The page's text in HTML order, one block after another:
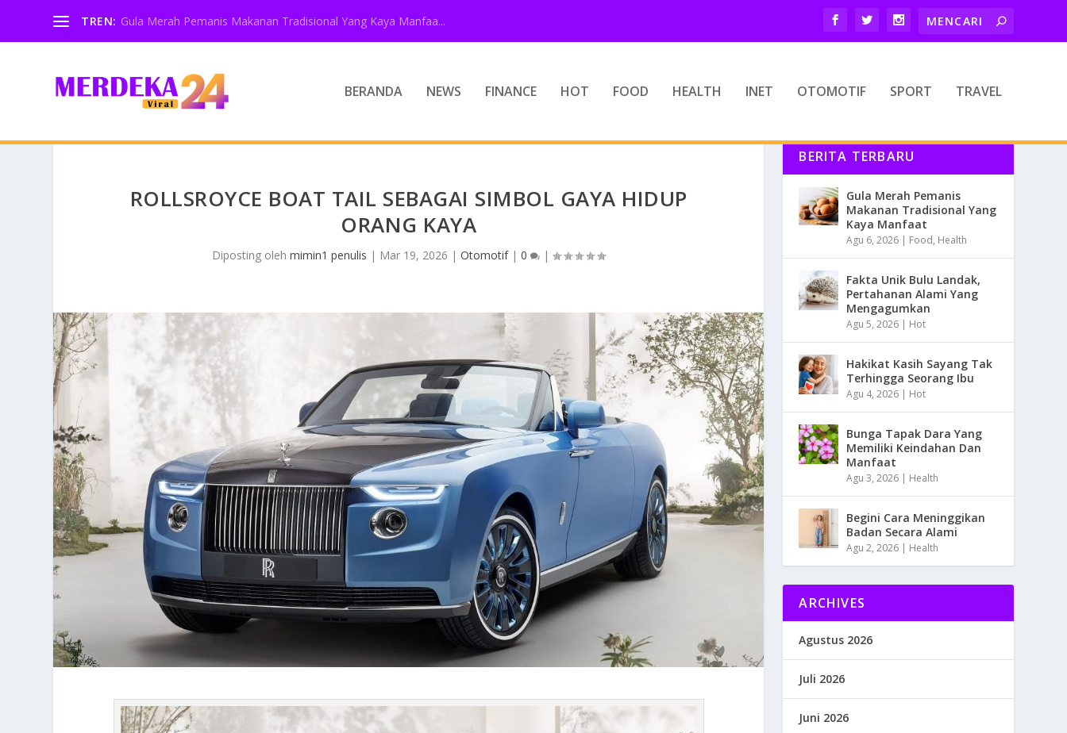
TREN: Gula Merah Pemanis Makanan Tradisional Yang Kaya Manfaa...
BERANDA NEWS FINANCE HOT FOOD HEALTH INET OTOMOTIF SPORT TRAVEL
ROLLSROYCE BOAT TAIL SEBAGAI SIMBOL GAYA HIDUP
ORANG KAYA
Diposting olehmimin1 penulis | Mar 19, 2026 |Otomotif|0 |
BERITA TERBARU
Gula Merah Pemanis
Makanan Tradisional Yang
Kaya Manfaat
Agu 6, 2026 | Food, Health
Fakta Unik Bulu Landak,
Pertahanan Alami Yang
Mengagumkan
Agu 5, 2026 | Hot
Hakikat Kasih Sayang Tak
Terhingga Seorang Ibu
Agu 4, 2026 | Hot
Bunga Tapak Dara Yang
Memiliki Keindahan Dan
Manfaat
Agu 3, 2026 | Health
Begini Cara Meninggikan
Badan Secara Alami
Agu 2, 2026 | Health
ARCHIVES
Agustus 2026
Juli 2026
Juni 2026